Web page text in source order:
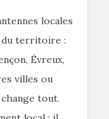
locales
du territoire :
Évreux,
villes ou
tout.